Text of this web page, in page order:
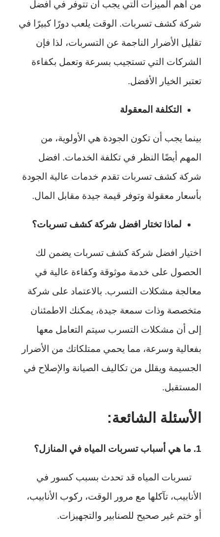
من أهم الميزات التي يجب أن تتوفر في افضل
شركة كشف تسربات. الوقت يلعب دورًا كبيرًا في
تقليل الأضرار الناجمة عن التسربات، لذا فإن
الشركات التي تستجيب بسرعة وتعمل بكفاءة
تعتبر الخيار الأفضل.
التكلفة المعقولة
بينما يجب أن تكون الجودة هي الأولوية، من
المهم أيضًا النظر في تكلفة الخدمات. افضل
شركة كشف تسربات تقدم خدمات عالية الجودة
بأسعار معقولة وتوفر قيمة جيدة مقابل المال.
لماذا تختار افضل شركة كشف تسربات؟
اختيار افضل شركة كشف تسربات يضمن لك
الحصول على خدمة موثوقة وكفاءة عالية في
معالجة مشكلات التسرب. بالاعتماد على شركة
متخصصة وذات سمعة جيدة، يمكنك الاطمئنان
إلى أن مشكلات التسرب سيتم التعامل معها
بفعالية وسرعة، مما يحمي ممتلكاتك من الأضرار
الجسيمة ويقلل من تكاليف الصيانة والإصلاح في
المستقبل.
الأسئلة الشائعة:
1. ما هي أسباب تسربات المياه في المنازل؟
تسربات المياه قد تحدث بسبب كسور في
الأنابيب، تآكلها مع مرور الوقت، ركوب الأنابيب،
أو ختم غير صحيح للصنابير والتجهيزات.